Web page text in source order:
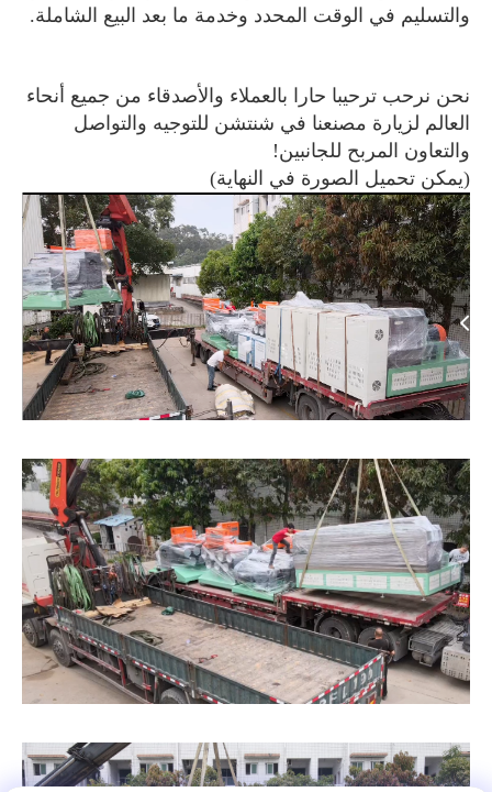
والتسليم في الوقت المحدد وخدمة ما بعد البيع الشاملة.
نحن نرحب ترحيبا حارا بالعملاء والأصدقاء من جميع أنحاء
العالم لزيارة مصنعنا في شنتشن للتوجيه والتواصل
والتعاون المربح للجانبين!
(يمكن تحميل الصورة في النهاية)